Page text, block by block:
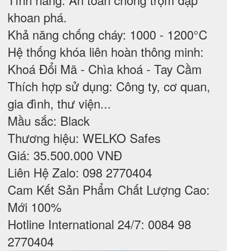
khoan phá.
Khả năng chống cháy: 1000 - 1200°C
Hệ thống khóa liên hoàn thông minh:
Khoá Đổi Mã - Chìa khoá - Tay Cầm
Thích hợp sử dụng: Công ty, cơ quan,
gia đình, thư viện...
Mầu sắc: Black
Thương hiệu: WELKO Safes
Giá: 35.500.000 VNĐ
Liên Hệ Zalo: 098 2770404
Cam Kết Sản Phẩm Chất Lượng Cao:
Mới 100%
Hotline International 24/7: 0084 98
2770404